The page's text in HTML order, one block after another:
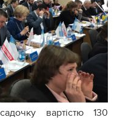
вартістю 130